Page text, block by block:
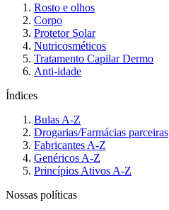
Rosto e olhos
Corpo
Protetor Solar
Nutricosméticos
Tratamento Capilar Dermo
Anti-idade
Índices
Bulas A-Z
Drogarias/Farmácias parceiras
Fabricantes A-Z
Genéricos A-Z
Princípios Ativos A-Z
Nossas políticas